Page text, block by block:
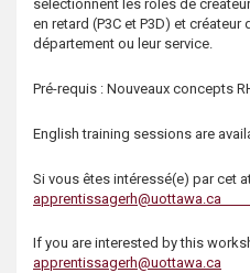
sélectionnent les rôles de
en retard (P3C et P3D) et
département ou leur service.
Pré-requis : Nouveaux concepts
English training sessions are
Si vous êtes intéressé(e) par cet
apprentissagerh@uottawa.ca
If you are interested by this
apprentissagerh@uottawa.ca